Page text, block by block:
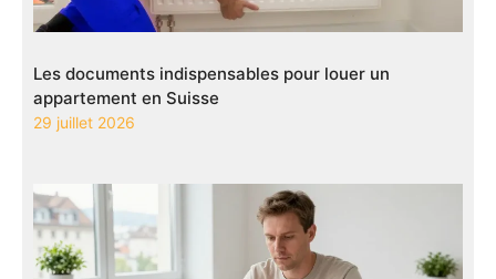
Les documents indispensables pour louer un
appartement en Suisse
29 juillet 2026